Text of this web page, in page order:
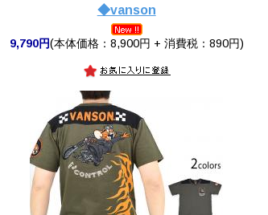
◆vanson
9,790円(本体価格：8,900円 + 消費税：890円)